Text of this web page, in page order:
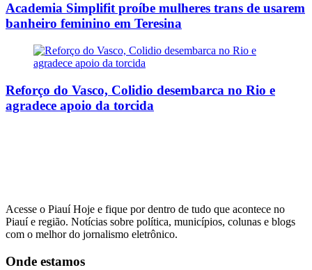
Academia Simplifit proíbe mulheres trans de usarem
banheiro feminino em Teresina
Reforço do Vasco, Colidio desembarca no Rio e
agradece apoio da torcida
Acesse o Piauí Hoje e fique por dentro de tudo que acontece no
Piauí e região. Notícias sobre política, municípios, colunas e blogs
com o melhor do jornalismo eletrônico.
Onde estamos